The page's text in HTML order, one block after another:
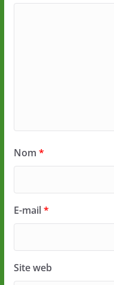
Nom *
E-mail*
Site web